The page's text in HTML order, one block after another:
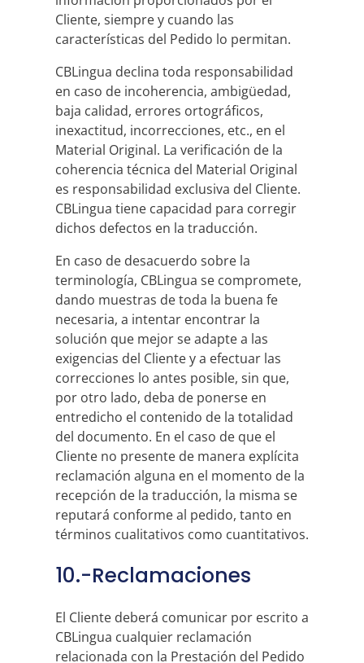
Cliente, siempre y cuando las
características del Pedido lo permitan.
CBLingua declina toda responsabilidad
en caso de incoherencia, ambigüedad,
baja calidad, errores ortográficos,
inexactitud, incorrecciones, etc., en el
Material Original. La verificación de la
coherencia técnica del Material Original
es responsabilidad exclusiva del Cliente.
CBLingua tiene capacidad para corregir
dichos defectos en la traducción.
En caso de desacuerdo sobre la
terminología, CBLingua se compromete,
dando muestras de toda la buena fe
necesaria, a intentar encontrar la
solución que mejor se adapte a las
exigencias del Cliente y a efectuar las
correcciones lo antes posible, sin que,
por otro lado, deba de ponerse en
entredicho el contenido de la totalidad
del documento. En el caso de que el
Cliente no presente de manera explícita
reclamación alguna en el momento de la
recepción de la traducción, la misma se
reputará conforme al pedido, tanto en
términos cualitativos como cuantitativos.
10.-Reclamaciones
El Cliente deberá comunicar por escrito a
CBLingua cualquier reclamación
relacionada con la Prestación del Pedido